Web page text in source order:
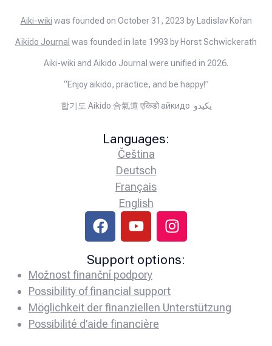
Aiki-wiki was founded on October 31, 2023 by Ladislav Kořan
Aïkido Journal was founded in late 1993 by Horst Schwickerath
Aiki-wiki and Aikido Journal were unified in 2026.
“Enjoy aikido, practice, and be happy!”
합기도 Aikido 合氣道 एकिडो айкидо يكيدو
Languages:
Čeština
Deutsch
Français
English
Support options:
Možnost finanční podpory
Possibility of financial support
Möglichkeit der finanziellen Unterstützung
Possibilité d’aide financière